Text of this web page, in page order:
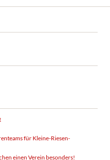
für Kleine-Riesen-
einen Verein besonders!